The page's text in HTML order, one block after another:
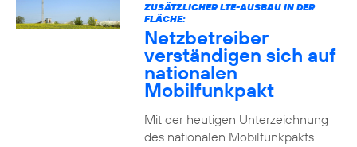
ZUSÄTZLICHER LTE-AUSBAU IN DER
FLÄCHE:
Netzbetreiber
verständigen sich auf
nationalen
Mobilfunkpakt
Mit der heutigen Unterzeichnung
des nationalen Mobilfunkpakts